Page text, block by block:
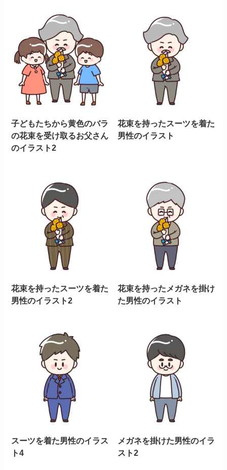
子どもたちから黄色のバラ
の花束を受け取るお父さん
のイラスト2
花束を持ったスーツを着た
男性のイラスト
花束を持ったスーツを着た
男性のイラスト2
花束を持ったメガネを掛け
た男性のイラスト
スーツを着た男性のイラス
ト4
メガネを掛けた男性のイラ
スト2